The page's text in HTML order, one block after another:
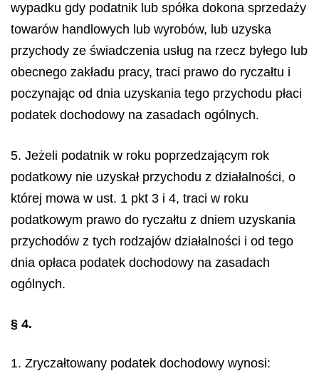
wypadku gdy podatnik lub spółka dokona sprzedaży
towarów handlowych lub wyrobów, lub uzyska
przychody ze świadczenia usług na rzecz byłego lub
obecnego zakładu pracy, traci prawo do ryczałtu i
poczynając od dnia uzyskania tego przychodu płaci
podatek dochodowy na zasadach ogólnych.
5. Jeżeli podatnik w roku poprzedzającym rok
podatkowy nie uzyskał przychodu z działalności, o
której mowa w ust. 1 pkt 3 i 4, traci w roku
podatkowym prawo do ryczałtu z dniem uzyskania
przychodów z tych rodzajów działalności i od tego
dnia opłaca podatek dochodowy na zasadach
ogólnych.
§ 4.
1. Zryczałtowany podatek dochodowy wynosi: